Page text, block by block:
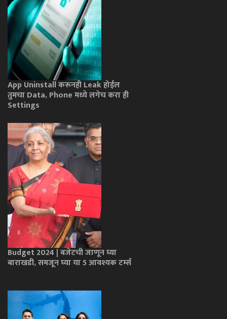
App Uninstall करूनही Leak होईल
तुमचा Data, Phone मध्ये लगेच करा ही
Settings
Budget 2024 | बजेटची जाणून घ्या
बाराखडी, समजून घ्या या 5 आवश्यक टर्म्स